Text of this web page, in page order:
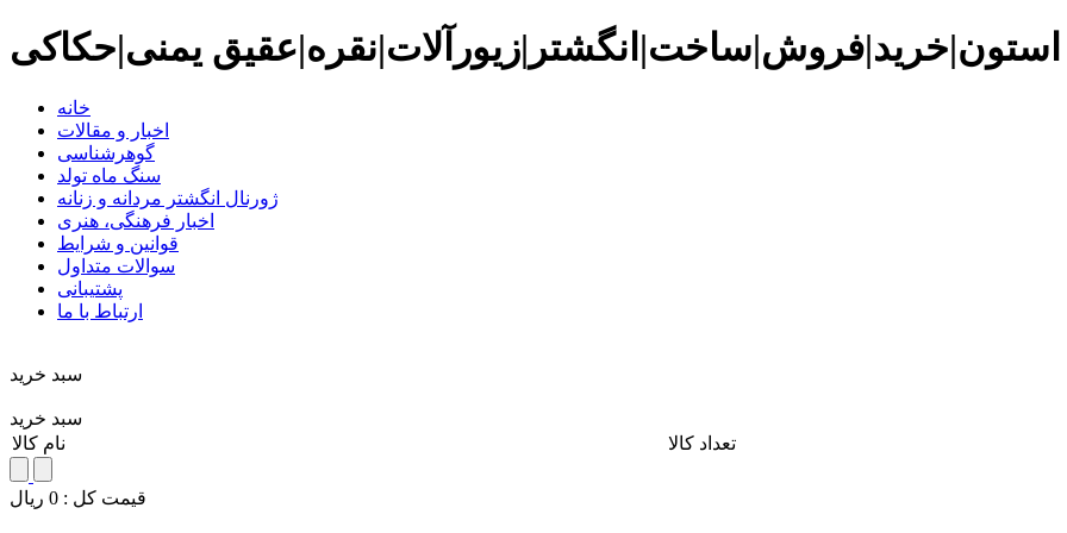
استون|خرید|فروش|ساخت|انگشتر|زیورآلات|نقره|عقیق یمنی|حکاکی
خانه
اخبار و مقالات
گوهرشناسی
سنگ ماه تولد
ژورنال انگشتر مردانه و زنانه
اخبار فرهنگی، هنری
قوانین و شرایط
سوالات متداول
پشتیبانی
ارتباط با ما
سبد خريد
سبد خرید
نام کالا
تعداد کالا
قيمت کل : 0 ريال